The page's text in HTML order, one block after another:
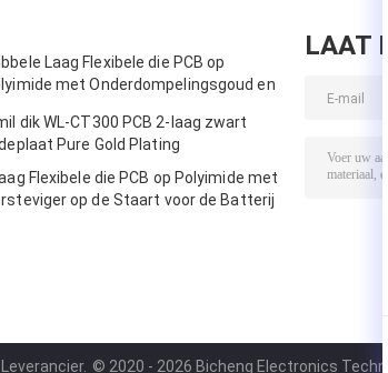
Laag Flexibele die PCB op
met Onderdompelingsgoud en
dik WL-CT300 PCB 2-laag zwart
Pure Gold Plating
Flexibele die PCB op Polyimide met
op de Staart voor de Batterij
LAAT
© 2020 - 2026 Bicheng Electronics